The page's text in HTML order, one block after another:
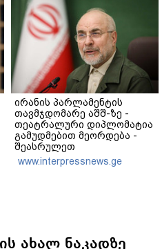
ირანის პარლამენტის
თავმჯდომარე აშშ-ზე -
თეატრალური დიპლომატია
გამუდმებით მეორდება -
შეასრულეთ
ვალდებულებები, მეტი
თეატრი არ გვჭირდება
www.interpressnews.ge
ახალ ნაკადზე